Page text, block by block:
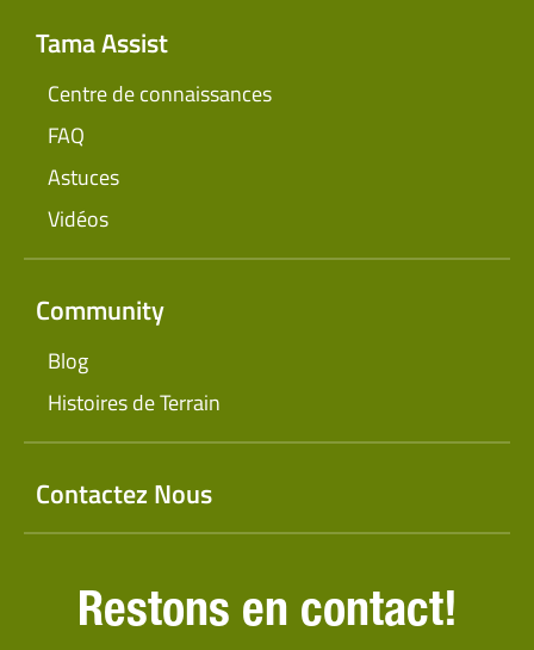
Tama Assist
Centre de connaissances
FAQ
Astuces
Vidéos
Community
Blog
Histoires de Terrain
Contactez Nous
Restons en contact!